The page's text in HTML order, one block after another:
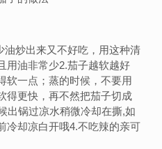
油炒出来又不好吃，用这种清
用油非常少2.茄子越软越好
软一点；蒸的时候，不要用
得更快，再不然把茄子切成
出锅过凉水稍微冷却在撕,如
冷却凉白开哦4.不吃辣的亲可